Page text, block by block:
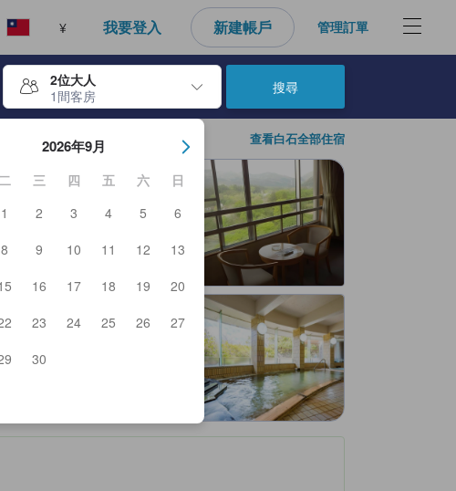
¥ 我要登入 新建帳戶 管理訂單
2位大人
1間客房
退房日期。使用Enter鍵選擇日期後，將選擇入住日期。重複相同方法以選擇
2026年9月
三 四 五 六
日
1
2 3 4 5
6
8 9 10 11 12
13
16 17 18 19
20
23 24 25 26
27
30
搜尋
查看白石全部住宿